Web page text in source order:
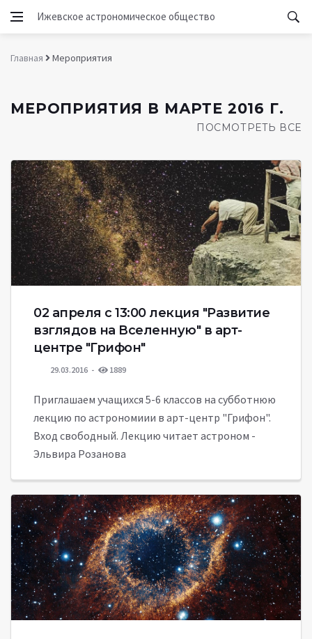
Ижевское астрономическое общество
Главная Мероприятия
МЕРОПРИЯТИЯ В МАРТЕ 2016 Г.
ПОСМОТРЕТЬ ВСЕ
02 апреля с 13:00 лекция "Развитие
взглядов на Вселенную" в арт-
центре "Грифон"
29.03.2016 1889
Приглашаем учащихся 5-6 классов на субботнюю
лекцию по астрономиии в арт-центр "Грифон".
Вход свободный. Лекцию читает астроном -
Эльвира Розанова